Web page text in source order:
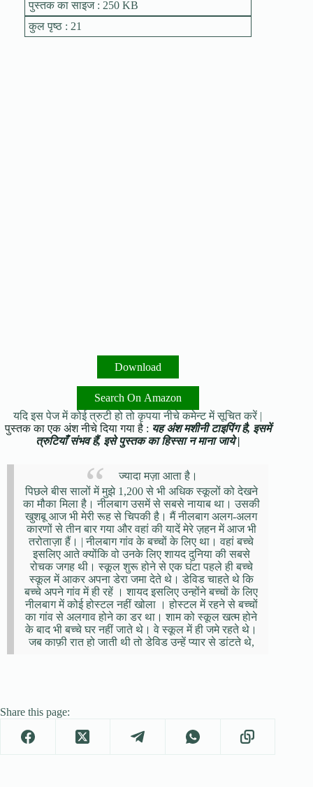
पुस्तक का साइज : 250 KB
कुल पृष्ठ : 21
Download
Search On Amazon
यदि इस पेज में कोई त्रुटी हो तो कृपया नीचे कमेन्ट में सूचित करें |
पुस्तक का एक अंश नीचे दिया गया है : यह अंश मशीनी टाइपिंग है, इसमें
त्रुटियाँ संभव हैं, इसे पुस्तक का हिस्सा न माना जाये |
ज्यादा मज़ा आता है।
पिछले बीस सालों में मुझे 1,200 से भी अधिक स्कूलों को देखने
का मौका मिला है। नीलबाग उसमें से सबसे नायाब था। उसकी
खुशबू आज भी मेरी रूह से चिपकी है। मैं नीलबाग अलग-अलग
कारणों से तीन बार गया और वहां की यादें मेरे ज़हन में आज भी
तरोताज़ा हैं। | नीलबाग गांव के बच्चों के लिए था। वहां बच्चे
इसलिए आते क्योंकि वो उनके लिए शायद दुनिया की सबसे
रोचक जगह थी। स्कूल शुरू होने से एक घंटा पहले ही बच्चे
स्कूल में आकर अपना डेरा जमा देते थे। डेविड चाहते थे कि
बच्चे अपने गांव में ही रहें । शायद इसलिए उन्होंने बच्चों के लिए
नीलबाग में कोई होस्टल नहीं खोला । होस्टल में रहने से बच्चों
का गांव से अलगाव होने का डर था। शाम को स्कूल खत्म होने
के बाद भी बच्चे घर नहीं जाते थे। वे स्कूल में ही जमे रहते थे।
जब काफ़ी रात हो जाती थी तो डेविड उन्हें प्यार से डांटते थे,
Share this page: